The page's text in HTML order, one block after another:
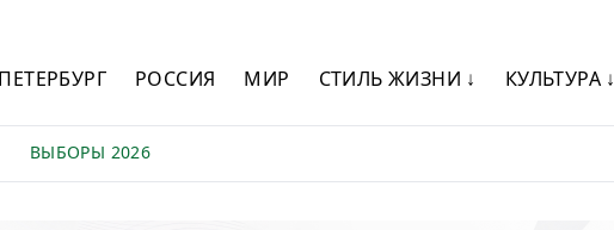
ПЕТЕРБУРГ РОССИЯ МИР СТИЛЬ ЖИЗНИ ↓ КУЛЬТУРА ↓
ВЫБОРЫ 2026